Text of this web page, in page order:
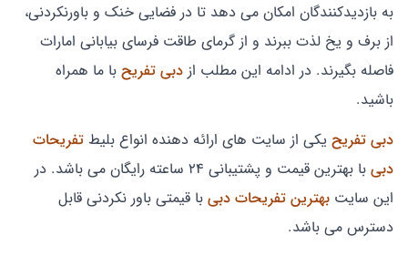
به بازدیدکنندگان امکان می دهد تا در فضایی خنک و باورنکردنی،
از برف و یخ لذت ببرند و از گرمای طاقت فرسای بیابانی امارات
فاصله بگیرند. در ادامه این مطلب از دبی تفریح با ما همراه
باشید.
دبی تفریح یکی از سایت های ارائه دهنده انواع بلیط تفریحات
دبی
با بهترین قیمت و پشتیبانی ۲۴ ساعته رایگان می باشد. در
این سایت بهترین تفریحات دبی با قیمتی باور نکردنی قابل
دسترس می باشد.